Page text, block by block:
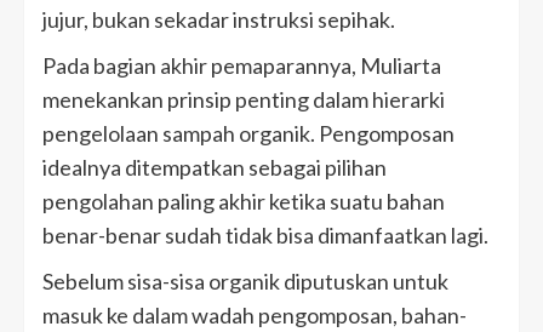
jujur, bukan sekadar instruksi sepihak.
Pada bagian akhir pemaparannya, Muliarta
menekankan prinsip penting dalam hierarki
pengelolaan sampah organik. Pengomposan
idealnya ditempatkan sebagai pilihan
pengolahan paling akhir ketika suatu bahan
benar-benar sudah tidak bisa dimanfaatkan lagi.
Sebelum sisa-sisa organik diputuskan untuk
masuk ke dalam wadah pengomposan, bahan-